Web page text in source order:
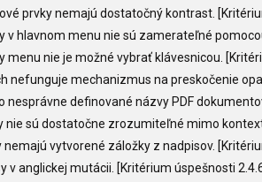
prvky nemajú dostatočný kontrast.
v hlavnom menu nie sú zamerateľné
menu nie je možné vybrať klávesnicou.
nefunguje mechanizmus na preskočenie
nesprávne definované názvy PDF
nie sú dostatočne zrozumiteľné mimo
nemajú vytvorené záložky z nadpisov.
v anglickej mutácii. [Kritérium úspešnosti